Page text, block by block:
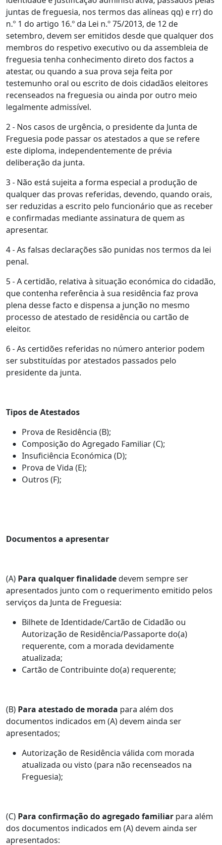
juntas de freguesia, nos termos das alíneas qq) e rr) do
n.º 1 do artigo 16.º da Lei n.º 75/2013, de 12 de
setembro, devem ser emitidos desde que qualquer dos
membros do respetivo executivo ou da assembleia de
freguesia tenha conhecimento direto dos factos a
atestar, ou quando a sua prova seja feita por
testemunho oral ou escrito de dois cidadãos eleitores
recenseados na freguesia ou ainda por outro meio
legalmente admissível.
2 - Nos casos de urgência, o presidente da Junta de
Freguesia pode passar os atestados a que se refere
este diploma, independentemente de prévia
deliberação da junta.
3 - Não está sujeita a forma especial a produção de
qualquer das provas referidas, devendo, quando orais,
ser reduzidas a escrito pelo funcionário que as receber
e confirmadas mediante assinatura de quem as
apresentar.
4 - As falsas declarações são punidas nos termos da lei
penal.
5 - A certidão, relativa à situação económica do cidadão,
que contenha referência à sua residência faz prova
plena desse facto e dispensa a junção no mesmo
processo de atestado de residência ou cartão de
eleitor.
6 - As certidões referidas no número anterior podem
ser substituídas por atestados passados pelo
presidente da junta.
Tipos de Atestados
Prova de Residência (B);
Composição do Agregado Familiar (C);
Insuficiência Económica (D);
Prova de Vida (E);
Outros (F);
Documentos a apresentar
(A) Para qualquer finalidadedevem sempre ser
apresentados junto com o requerimento emitido pelos
serviços da Junta de Freguesia:
Bilhete de Identidade/Cartão de Cidadão ou
Autorização de Residência/Passaporte do(a)
requerente, com a morada devidamente
atualizada;
Cartão de Contribuinte do(a) requerente;
(B) Para atestado de morada para além dos
documentos indicados em (A) devem ainda ser
apresentados;
Autorização de Residência válida com morada
atualizada ou visto (para não recenseados na
Freguesia);
(C) Para confirmação do agregado familiar para além
dos documentos indicados em (A) devem ainda ser
apresentados: